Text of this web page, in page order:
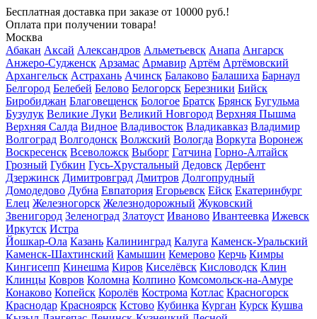
Бесплатная доставка при заказе от 10000 руб.!
Оплата при получении товара!
Москва
Абакан Аксай Александров Альметьевск Анапа Ангарск
Анжеро-Судженск Арзамас Армавир Артём Артёмовский
Архангельск Астрахань Ачинск Балаково Балашиха Барнаул
Белгород Белебей Белово Белогорск Березники Бийск
Биробиджан Благовещенск Бологое Братск Брянск Бугульма
Бузулук Великие Луки Великий Новгород Верхняя Пышма
Верхняя Салда Видное Владивосток Владикавказ Владимир
Волгоград Волгодонск Волжский Вологда Воркута Воронеж
Воскресенск Всеволожск Выборг Гатчина Горно-Алтайск
Грозный Губкин Гусь-Хрустальный Дедовск Дербент
Дзержинск Димитровград Дмитров Долгопрудный
Домодедово Дубна Евпатория Егорьевск Ейск Екатеринбург
Елец Железногорск Железнодорожный Жуковский
Звенигород Зеленоград Златоуст Иваново Ивантеевка Ижевск
Иркутск Истра
Йошкар-Ола Казань Калининград Калуга Каменск-Уральский
Каменск-Шахтинский Камышин Кемерово Керчь Кимры
Кингисепп Кинешма Киров Киселёвск Кисловодск Клин
Клинцы Ковров Коломна Колпино Комсомольск-на-Амуре
Конаково Копейск Королёв Кострома Котлас Красногорск
Краснодар Красноярск Кстово Кубинка Курган Курск Кушва